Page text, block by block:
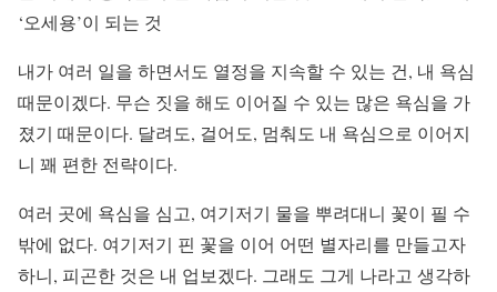
‘오세용’이 되는 것
내가 여러 일을 하면서도 열정을 지속할 수 있는 건, 내 욕심
때문이겠다. 무슨 짓을 해도 이어질 수 있는 많은 욕심을 가
졌기 때문이다. 달려도, 걸어도, 멈춰도 내 욕심으로 이어지
니 꽤 편한 전략이다.
여러 곳에 욕심을 심고, 여기저기 물을 뿌려대니 꽃이 필 수
밖에 없다. 여기저기 핀 꽃을 이어 어떤 별자리를 만들고자
하니, 피곤한 것은 내 업보겠다. 그래도 그게 나라고 생각하